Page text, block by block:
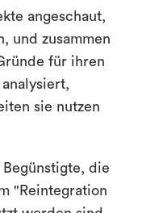
angeschaut,
und zusammen
für ihren
sie nutzen
die
"Reintegration